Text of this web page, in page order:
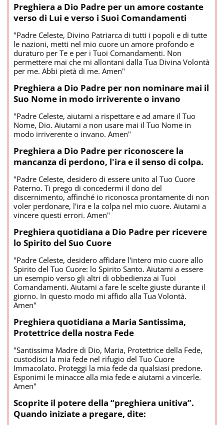
Preghiera a Dio Padre per un amore costante
verso di Lui e verso i Suoi Comandamenti
"Padre Celeste, Divino Patriarca di tutti i popoli e di tutte
le nazioni, metti nel mio cuore un amore profondo e
duraturo per Te e per i Tuoi Comandamenti. Non
permettere mai che mi allontani dalla Tua Divina Volontà
per me. Abbi pietà di me. Amen"
Preghiera a Dio Padre per non nominare mai il
Suo Nome in modo irriverente o invano
"Padre Celeste, aiutami a rispettare e ad amare il Tuo
Nome, Dio. Aiutami a non usare mai il Tuo Nome in
modo irriverente o invano. Amen"
Preghiera a Dio Padre per riconoscere la
mancanza di perdono, l'ira e il senso di colpa.
"Padre Celeste, desidero di essere unito al Tuo Cuore
Paterno. Ti prego di concedermi il dono del
discernimento, affinché io riconosca prontamente di non
voler perdonare, l'ira e la colpa nel mio cuore. Aiutami a
vincere questi errori. Amen"
Preghiera quotidiana a Dio Padre per ricevere
lo Spirito del Suo Cuore
"Padre Celeste, desidero affidare l'intero mio cuore allo
Spirito del Tuo Cuore: lo Spirito Santo. Aiutami a essere
un esempio verso gli altri di obbedienza ai Tuoi
Comandamenti. Aiutami a fare le scelte giuste durante il
giorno. In questo modo mi affido alla Tua Volontà.
Amen"
Preghiera quotidiana a Maria Santissima,
Protettrice della nostra Fede
"Santissima Madre di Dio, Maria, Protettrice della Fede,
custodisci la mia fede nel rifugio del Tuo Cuore
Immacolato. Proteggi la mia fede da qualsiasi predone.
Esponimi le minacce alla mia fede e aiutami a vincerle.
Amen"
Scoprite il potere della “preghiera unitiva”.
Quando iniziate a pregare, dite: